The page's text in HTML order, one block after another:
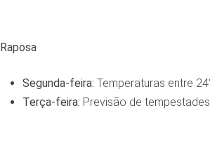
Raposa
Segunda-feira: Temperaturas entre
Terça-feira: Previsão de